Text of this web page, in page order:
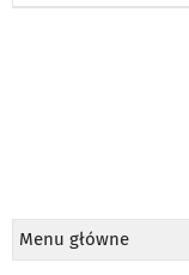
Menu główne